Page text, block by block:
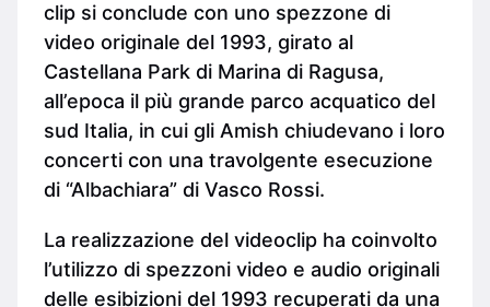
clip si conclude con uno spezzone di
video originale del 1993, girato al
Castellana Park di Marina di Ragusa,
all’epoca il più grande parco acquatico del
sud Italia, in cui gli Amish chiudevano i loro
concerti con una travolgente esecuzione
di “Albachiara” di Vasco Rossi.
La realizzazione del videoclip ha coinvolto
l’utilizzo di spezzoni video e audio originali
delle esibizioni del 1993 recuperati da una